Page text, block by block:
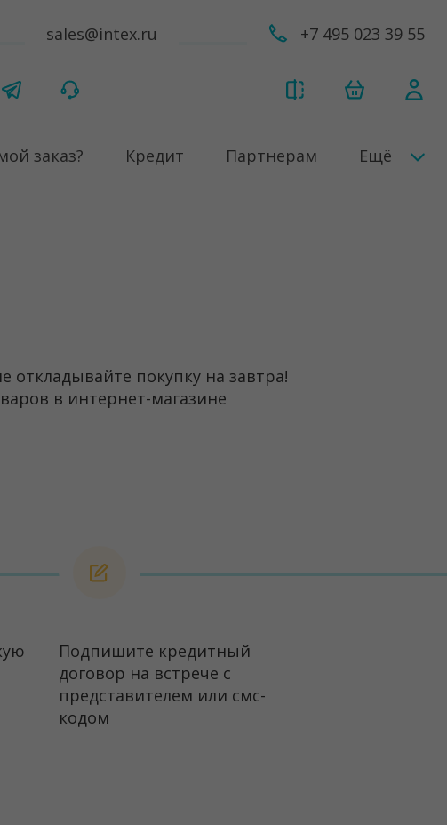
sales@intex.ru +7 495 023 39 55
заказ? Кредит Партнерам Ещё
откладывайте покупку на завтра!
в интернет-магазине
Подпишите кредитный
договор на встрече с
представителем или смс-
кодом